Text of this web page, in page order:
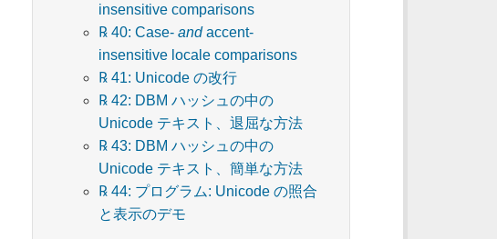
insensitive comparisons
℞ 40: Case-andaccent-
insensitive locale comparisons
℞ 41: Unicode の改行
℞ 42: DBM ハッシュの中の
Unicode テキスト、退屈な方法
℞ 43: DBM ハッシュの中の
Unicode テキスト、簡単な方法
℞ 44: プログラム: Unicode の照合
と表示のデモ